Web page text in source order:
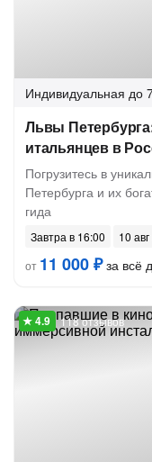
Индивидуальная до
Львы
итальянцев в
Погрузитесь в
Петербурга и их
гида
Завтра в 16:00
10
от 11 000 ₽за всё
118 отзывов